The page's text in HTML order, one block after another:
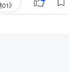
》